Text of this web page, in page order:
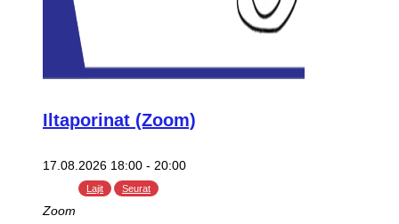
Iltaporinat (Zoom)
17.08.2026 18:00 - 20:00
Lajit Seurat
Zoom